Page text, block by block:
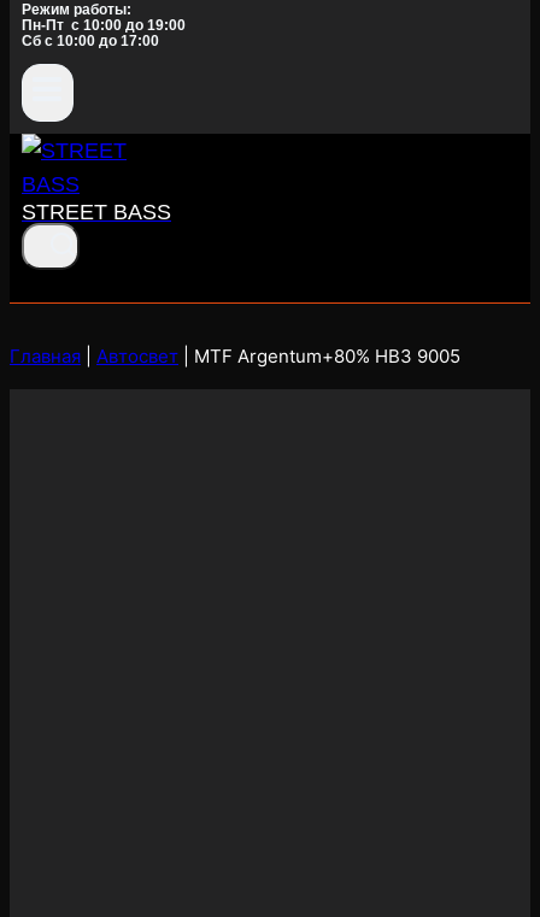
Режим работы:
Пн-Пт c 10:00 до 19:00
Сб с 10:00 до 17:00
STREET BASS
Главная Автосвет MTF Argentum+80% HB3 9005